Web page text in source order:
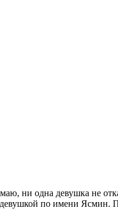
ни одна девушка не
девушкой по имени